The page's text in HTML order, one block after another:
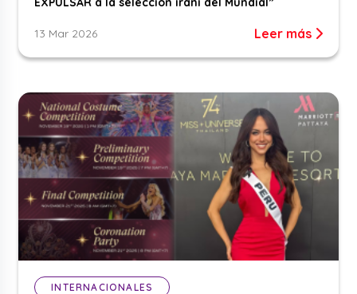
13 Mar 2026 Leer más
INTERNACIONALES